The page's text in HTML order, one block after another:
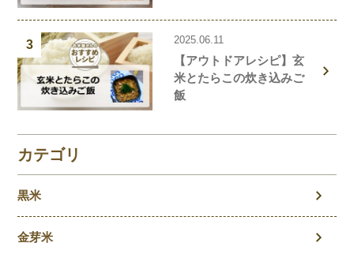
3 2025.06.11
【アウトドアレシピ】玄
米とたらこの炊き込みご
飯
カテゴリ
黒米
金芽米